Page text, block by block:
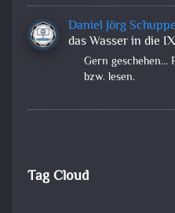
Daniel Jörg
das Wasser in die
Gern geschehen...
bzw. lesen.
Tag Cloud